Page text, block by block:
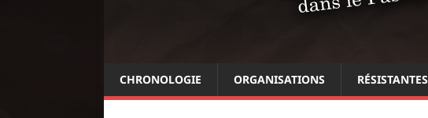
CHRONOLOGIE ORGANISATIONS